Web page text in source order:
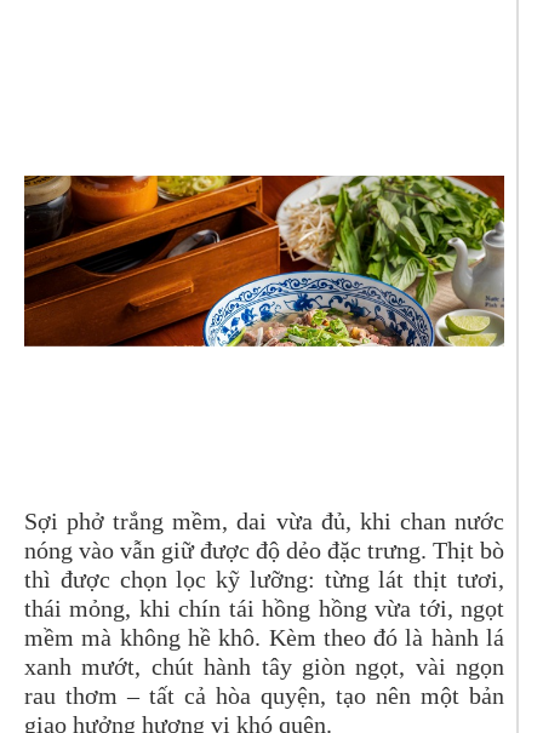
Sợi phở trắng mềm, dai vừa đủ, khi chan nước
nóng vào vẫn giữ được độ dẻo đặc trưng. Thịt bò
thì được chọn lọc kỹ lưỡng: từng lát thịt tươi,
thái mỏng, khi chín tái hồng hồng vừa tới, ngọt
mềm mà không hề khô. Kèm theo đó là hành lá
xanh mướt, chút hành tây giòn ngọt, vài ngọn
rau thơm – tất cả hòa quyện, tạo nên một bản
giao hưởng hương vị khó quên.